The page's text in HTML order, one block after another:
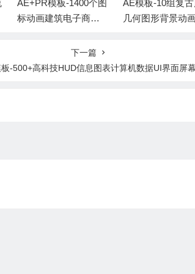
AE模板-10组复古风格
几何图形背景动画 Ge
AE模板-250个漫
话框图形包卡通
下一篇
-500+高科技HUD信息图表计算机数据UI界面屏幕